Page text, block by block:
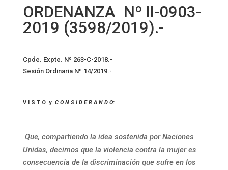
ORDENANZA Nº II-0903-
2019 (3598/2019).-
Cpde. Expte. Nº 263-C-2018.-
Sesión Ordinaria Nº 14/2019.-
V I S T O y C O N S I D E R A N D O:
Que, compartiendo la idea sostenida por Naciones
Unidas, decimos que la violencia contra la mujer es
consecuencia de la discriminación que sufre en los